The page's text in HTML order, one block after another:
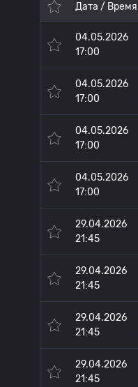
Дата / Время
04.05.2026
17:00
04.05.2026
17:00
04.05.2026
17:00
04.05.2026
17:00
29.04.2026
21:45
29.04.2026
21:45
29.04.2026
21:45
29.04.2026
21:45